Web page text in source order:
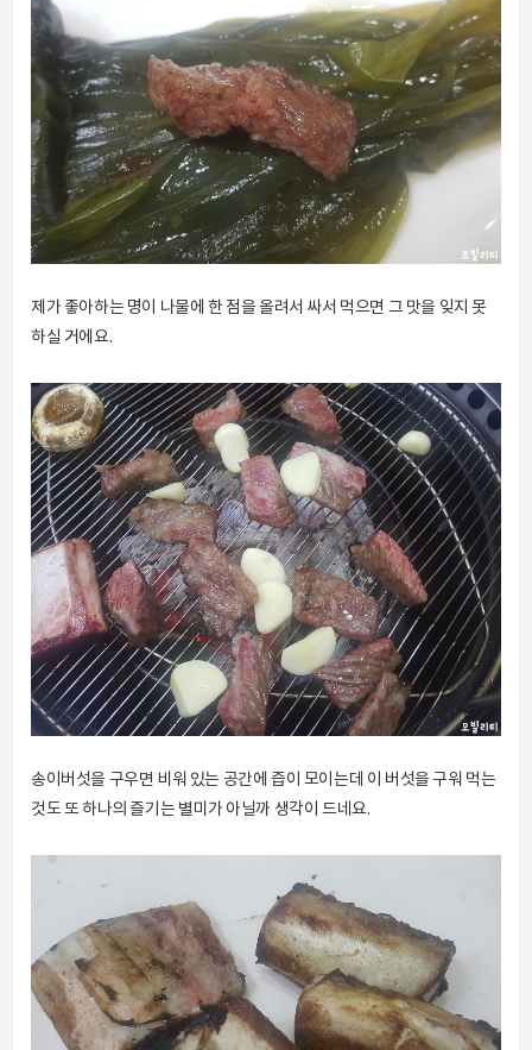
제가 좋아하는 명이 나물에 한 점을 올려서 싸서 먹으면 그 맛을 잊지 못
하실 거에요.
송이버섯을 구우면 비워 있는 공간에 즙이 모이는데 이 버섯을 구워 먹는
것도 또 하나의 즐기는 별미가 아닐까 생각이 드네요.